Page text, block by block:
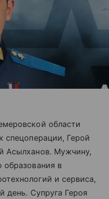
области
спецоперации, Герой
Асылханов. Мужчину,
образования в
и сервиса,
день. Супруга Героя